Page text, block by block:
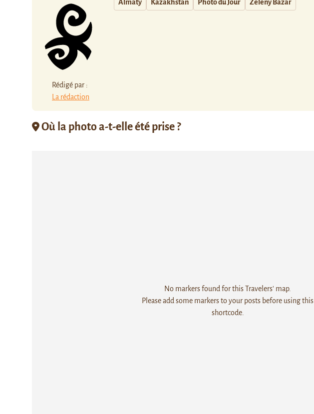
Rédigé par :
La rédaction
Almaty Kazakhstan Photo du Jour Zeleny Bazar
Où la photo a-t-elle été prise ?
No markers found for this Travelers' map.
Please add some markers to your posts before using this
shortcode.